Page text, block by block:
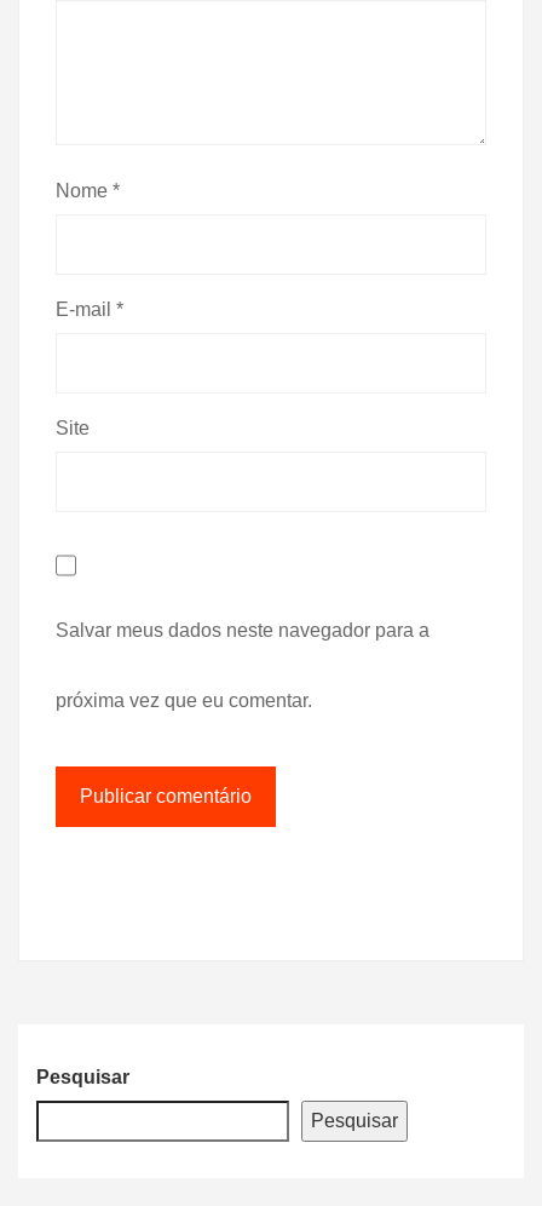
Nome *
E-mail *
Site
Salvar meus dados neste navegador para a
próxima vez que eu comentar.
Pesquisar
Pesquisar